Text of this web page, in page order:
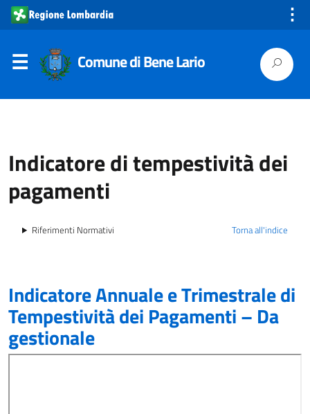
⋮
Comune di Bene Lario
Indicatore di tempestività dei
pagamenti
Torna all'indice
Riferimenti Normativi
Indicatore Annuale e Trimestrale di
Tempestività dei Pagamenti – Da
gestionale